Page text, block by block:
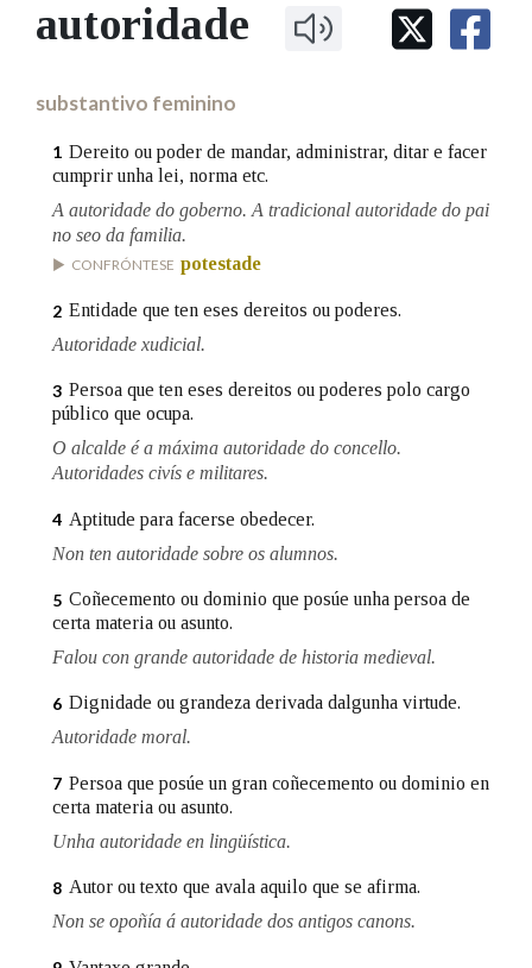
IDENTIDADE CORPORATIVA
MARCIAL DEL ADALID
FIGURAS HOMENAXEADAS
PRIMAVERA DAS LETRAS
PORTAL DAS PALABRAS
Facebook
TwitterYoutubeInstagram
Bluesky
BUSCAR NOS LEMAS
Remata por
Contén
Nas definicións
Nos exemplos
Na fraseoloxía
OUTRAS OPCIÓNS DE BUSCA
Pertence a
autoridade
substantivo feminino
1 Dereito ou poder de mandar, administrar, ditar e facer
cumprir unha lei, norma etc.
A autoridade do goberno. A tradicional autoridade do pai
no seo da familia.
CONFRÓNTESE potestade
2 Entidade que ten eses dereitos ou poderes.
Autoridade xudicial.
3 Persoa que ten eses dereitos ou poderes polo cargo
público que ocupa.
O alcalde é a máxima autoridade do concello.
Autoridades civís e militares.
4 Aptitude para facerse obedecer.
Non ten autoridade sobre os alumnos.
5 Coñecemento ou dominio que posúe unha persoa de
certa materia ou asunto.
Falou con grande autoridade de historia medieval.
6 Dignidade ou grandeza derivada dalgunha virtude.
Autoridade moral.
7 Persoa que posúe un gran coñecemento ou dominio en
certa materia ou asunto.
Unha autoridade en lingüística.
8 Autor ou texto que avala aquilo que se afirma.
Non se opoñía á autoridade dos antigos canons.